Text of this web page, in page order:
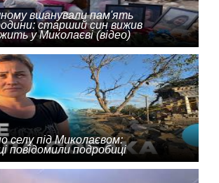
вшанували пам'ять
старший син вижив
у Миколаєві (відео)
селу під Миколаєвом:
повідомили подробиці